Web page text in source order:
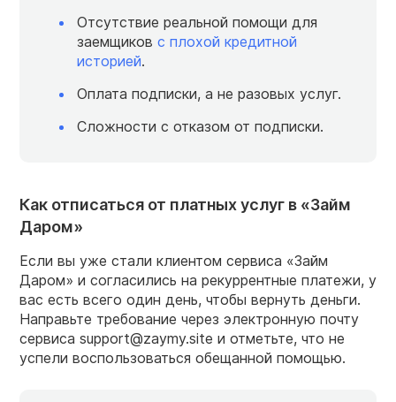
Отсутствие реальной помощи для
заемщиков с плохой кредитной
историей.
Оплата подписки, а не разовых услуг.
Сложности с отказом от подписки.
Как отписаться от платных услуг в «Займ
Даром»
Если вы уже стали клиентом сервиса «Займ
Даром» и согласились на рекуррентные платежи, у
вас есть всего один день, чтобы вернуть деньги.
Направьте требование через электронную почту
сервиса support@zaymy.site и отметьте, что не
успели воспользоваться обещанной помощью.